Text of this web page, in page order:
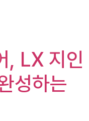
, LX 지인
성하는